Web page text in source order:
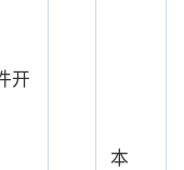
开
本